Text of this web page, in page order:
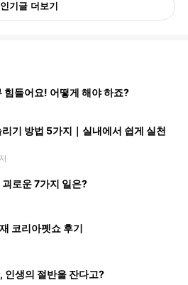
인기글 더보기
힘들어요! 어떻게 해야 하죠?
기 방법 5가지｜실내에서 쉽게 실천
로운 7가지 일은?
코리아펫쇼 후기
인생의 절반을 잔다고?